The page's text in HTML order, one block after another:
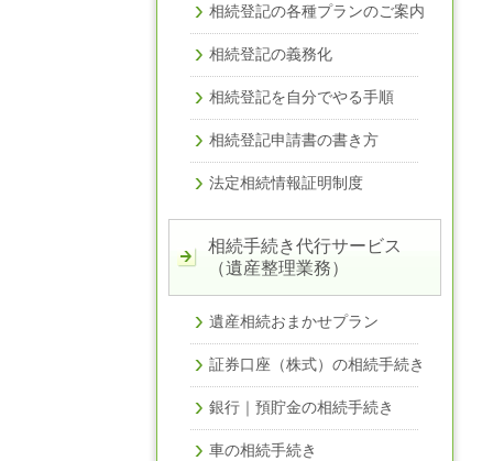
相続登記の各種プランのご案内
相続登記の義務化
相続登記を自分でやる手順
相続登記申請書の書き方
法定相続情報証明制度
相続手続き代行サービス
（遺産整理業務）
遺産相続おまかせプラン
証券口座（株式）の相続手続き
銀行｜預貯金の相続手続き
車の相続手続き